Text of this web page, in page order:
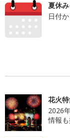
夏休
日付
花火
2026
情報